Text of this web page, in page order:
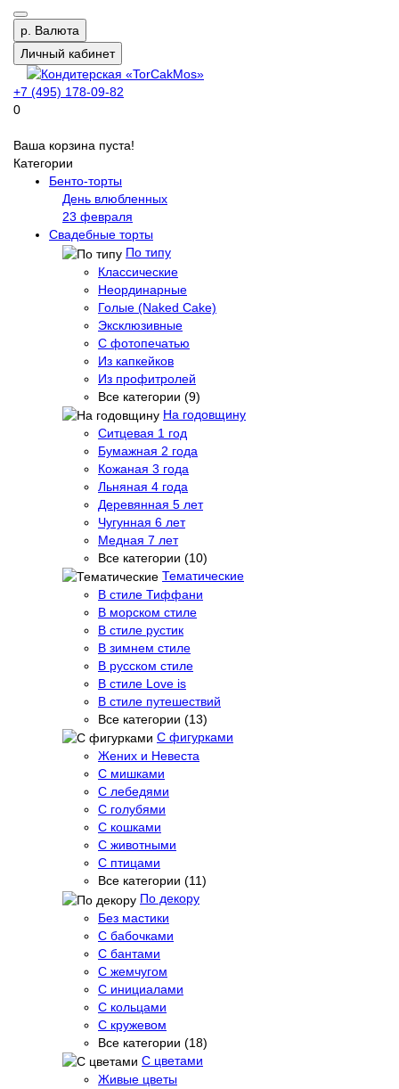
р. Валюта
Личный кабинет
+7 (495) 178-09-82
0
Ваша корзина пуста!
Категории
Бенто-торты
День влюбленных
23 февраля
Свадебные торты
По типу
Классические
Неординарные
Голые (Naked Cake)
Эксклюзивные
С фотопечатью
Из капкейков
Из профитролей
Все категории (9)
На годовщину
Ситцевая 1 год
Бумажная 2 года
Кожаная 3 года
Льняная 4 года
Деревянная 5 лет
Чугунная 6 лет
Медная 7 лет
Все категории (10)
Тематические
В стиле Тиффани
В морском стиле
В стиле рустик
В зимнем стиле
В русском стиле
В стиле Love is
В стиле путешествий
Все категории (13)
С фигурками
Жених и Невеста
С мишками
С лебедями
С голубями
С кошками
С животными
С птицами
Все категории (11)
По декору
Без мастики
С бабочками
С бантами
С жемчугом
С инициалами
С кольцами
С кружевом
Все категории (18)
С цветами
Живые цветы